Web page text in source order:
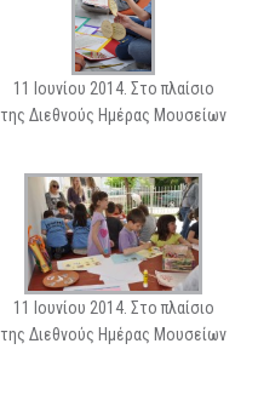
11 Ιουνίου 2014. Στο πλαίσιο
της Διεθνούς Ημέρας Μουσείων
11 Ιουνίου 2014. Στο πλαίσιο
της Διεθνούς Ημέρας Μουσείων